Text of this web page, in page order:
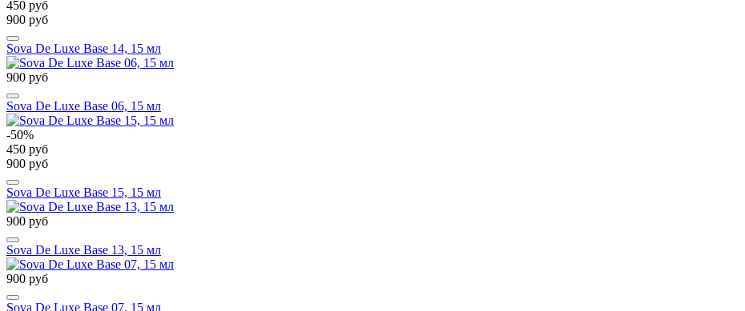
450 руб
900 руб
Sova De Luxe Base 14, 15 мл
900 руб
Sova De Luxe Base 06, 15 мл
-50%
450 руб
900 руб
Sova De Luxe Base 15, 15 мл
900 руб
Sova De Luxe Base 13, 15 мл
900 руб
Sova De Luxe Base 07, 15 мл